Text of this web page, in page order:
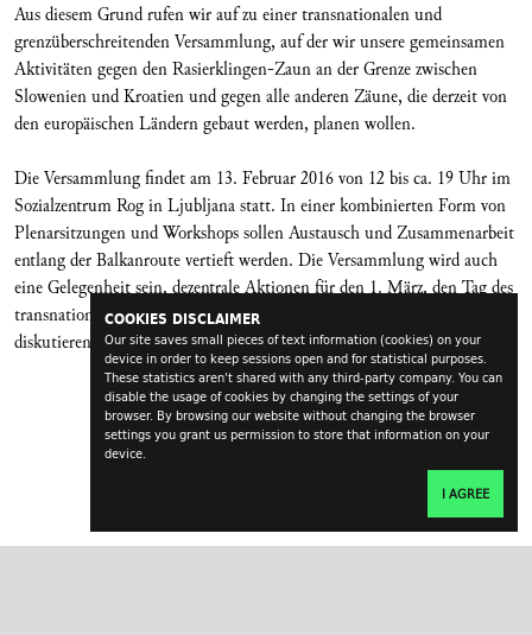
COOKIES DISCLAIMER
Our site saves small pieces of text information (cookies) on your
device in order to keep sessions open and for statistical purposes.
These statistics aren't shared with any third-party company. You can
disable the usage of cookies by changing the settings of your
browser. By browsing our website without changing the browser
settings you grant us permission to store that information on your
device.
I AGREE
Aus diesem Grund rufen wir auf zu einer transnationalen und
grenzüberschreitenden Versammlung, auf der wir unsere gemeinsamen
Aktivitäten gegen den Rasierklingen-Zaun an der Grenze zwischen
Slowenien und Kroatien und gegen alle anderen Zäune, die derzeit von
den europäischen Ländern gebaut werden, planen wollen.
Die Versammlung findet am 13. Februar 2016 von 12 bis ca. 19 Uhr im
Sozialzentrum Rog in Ljubljana statt. In einer kombinierten Form von
Plenarsitzungen und Workshops sollen Austausch und Zusammenarbeit
entlang der Balkanroute vertieft werden. Die Versammlung wird auch
eine Gelegenheit sein, dezentrale Aktionen für den 1. März, den Tag des
transnationalen und grenzüberschreitenden sozialen Streiks, zu
diskutieren.